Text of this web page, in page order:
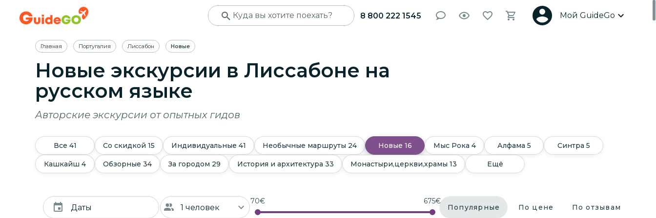
8 800 222 1545 Мой GuideGo
Главная Португалия Лиссабон Новые
Новые экскурсии в Лиссабоне на
русском языке
Авторские экскурсии от опытных гидов
Все 41 Со скидкой 15 Индивидуальные 41 Необычные маршруты 24 Новые 16 Мыс Рока 4 Алфама 5 Синтра 5
Кашкайш 4 Обзорные 34 За городом 29 История и архитектура 33 Монастыри,церкви,храмы 13 Ещё
Даты
70€ 675€
Популярные По цене По отзывам